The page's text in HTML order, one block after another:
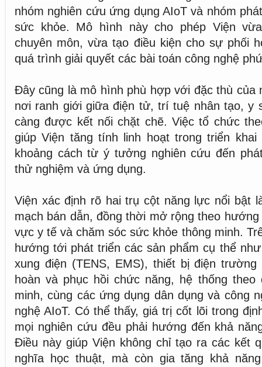
nhóm nghiên cứu ứng dụng AIoT và nhóm
sức khỏe. Mô hình này cho phép Viện
chuyên môn, vừa tạo điều kiện cho sự phối
quá trình giải quyết các bài toán công nghệ
Đây cũng là mô hình phù hợp với đặc thù của
nơi ranh giới giữa điện tử, trí tuệ nhân tạo, y
càng được kết nối chặt chẽ. Việc tổ chức
giúp Viện tăng tính linh hoạt trong triển
khoảng cách từ ý tưởng nghiên cứu đến
thử nghiệm và ứng dụng.
Viện xác định rõ hai trụ cột năng lực nổi bật
mạch bán dẫn, đồng thời mở rộng theo
vực y tế và chăm sóc sức khỏe thông minh.
hướng tới phát triển các sản phẩm cụ thể
xung điện (TENS, EMS), thiết bị điện
hoàn và phục hồi chức năng, hệ thống theo
minh, cùng các ứng dụng dân dụng và công
nghệ AIoT. Có thể thấy, giá trị cốt lõi trong
mọi nghiên cứu đều phải hướng đến khả
Điều này giúp Viện không chỉ tạo ra các kết
nghĩa học thuật, mà còn gia tăng khả